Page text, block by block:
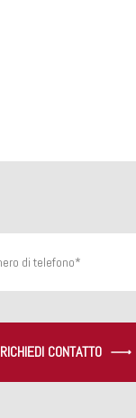
RICHIEDI CONTATTO